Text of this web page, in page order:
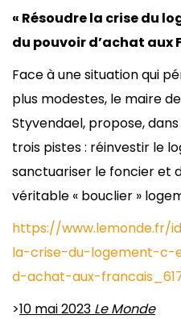
« Résoudre la crise du
du pouvoir d’achat aux
Face à une situation qui
plus modestes, le maire
Styvendael, propose,
trois pistes : réinvestir le
sanctuariser le foncier et
véritable « bouclier »
https://www.lemonde.fr/
la-crise-du-logement-c-
d-achat-aux-
>10 mai 2023 Le Monde